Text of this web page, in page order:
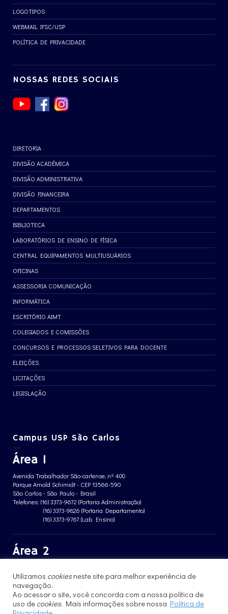
LOGOTIPOS
WEBMAIL IFSC/USP
POLÍTICA DE PRIVACIDADE
NOSSAS REDES SOCIAIS
DIRETORIA
DIVISÃO ACADÊMICA
DIVISÃO ADMINISTRATIVA
DIVISÃO FINANCEIRA
DEPARTAMENTOS
BIBLIOTECA
LABORATÓRIOS DE ENSINO DE FÍSICA
CENTRAL EQUIPAMENTOS MULTIUSUÁRIOS
OFICINAS
ASSESSORIA COMUNICAÇÃO
INFORMÁTICA
ESCRITÓRIO AIMT
COLEGIADOS E COMISSÕES
CONCURSOS E PROCESSOS SELETIVOS PARA DOCENTE
ELEIÇÕES
LICITAÇÕES
LEGISLAÇÃO
Campus USP São Carlos
Área 1
Avenida Trabalhador São-carlense, nº 400
Parque Arnold Schimidt - CEP 13566-590
São Carlos - São Paulo - Brasil
Telefones: (16) 3373-9672 (Portaria Administração)
(16) 3373-9826 (Portaria Departamento)
(16) 3373-9767 (Lab. Ensino)
Área 2
Jardim Santa Angelina - CEP 13563-120
São Carlos - São Paulo - Brasil
Telefone: (16) 3373-8068 (Portaria prédio CFBio)
(16) 3364-8070 (Portaria prédio poloTErRA)
Utilizamos cookiesneste site para melhor experiência de
navegação.
Ao acessar o site, você concorda com a nossa política de
uso de cookies. Mais informações sobre nossa Política de